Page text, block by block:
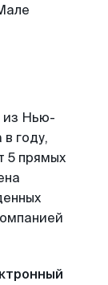
из Нью-
году,
5 прямых